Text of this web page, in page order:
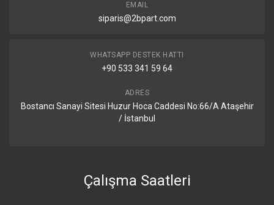
EMAIL
siparis@2bpart.com
WHATSAPP DESTEK HATTI
+90 533 341 59 64
ADRES
Bostancı Sanayi Sitesi Huzur Hoca Caddesi No:66/A Ataşehir
/ İstanbul
Çalışma Saatleri